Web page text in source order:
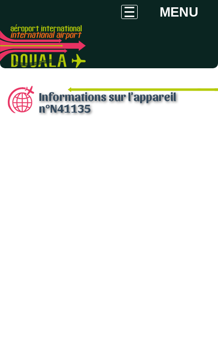
MENU
Informations sur l'appareil
n°N41135